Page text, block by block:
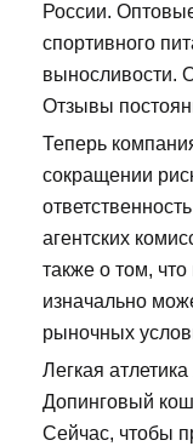
России.
спортивного
выносливости.
Отзывы
Теперь
сокращении
агентских
также о том,
изначально
рыночных
Легкая
Допинговый
Сейчас, чтобы